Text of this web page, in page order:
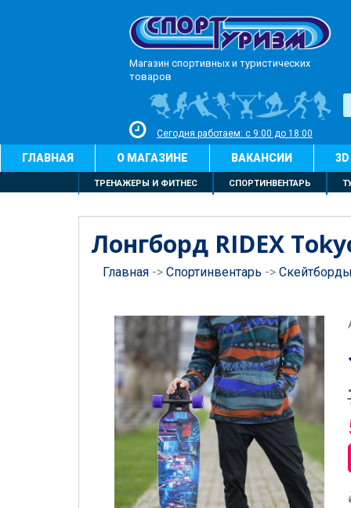
Магазин спортивных и туристических
товаров
Сегодня работаем: с 9:00 до 18:00
ГЛАВНАЯ О МАГАЗИНЕ ВАКАНСИИ
ТРЕНАЖЕРЫ И ФИТНЕС СПОРТИНВЕНТАРЬ
Лонгборд RIDEX
Главная -> Спортинвентарь ->